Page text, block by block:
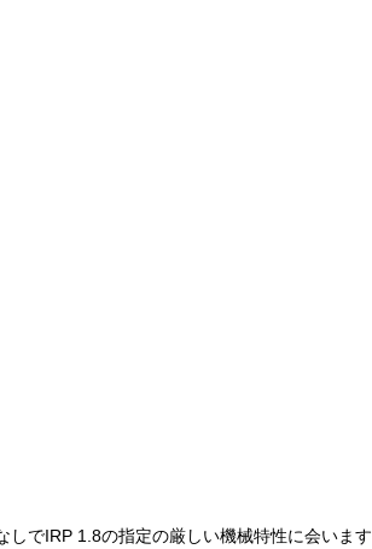
でIRP 1.8の指定の厳しい機械特性に会います